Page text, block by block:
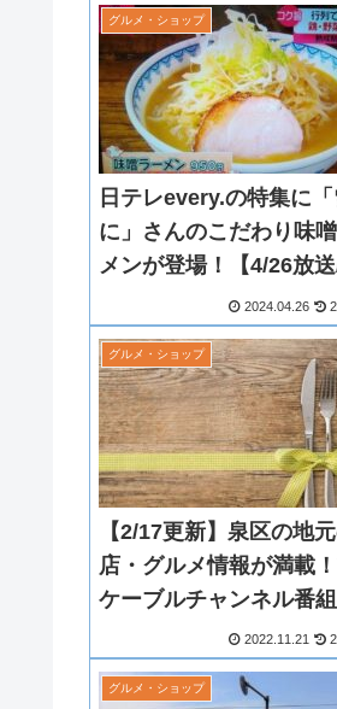
グルメ・ショップ
日テレevery.の特集に
に」さんのこだわり味
メンが登場！【4/26放
2024.04.26
グルメ・ショップ
【2/17更新】泉区の地
店・グルメ情報が満載
ケーブルチャンネル番
式YouTubeをチェック
2022.11.21
グルメ・ショップ